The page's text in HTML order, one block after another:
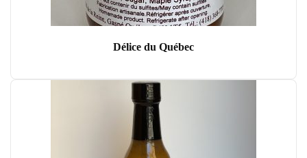
Délice du Québec